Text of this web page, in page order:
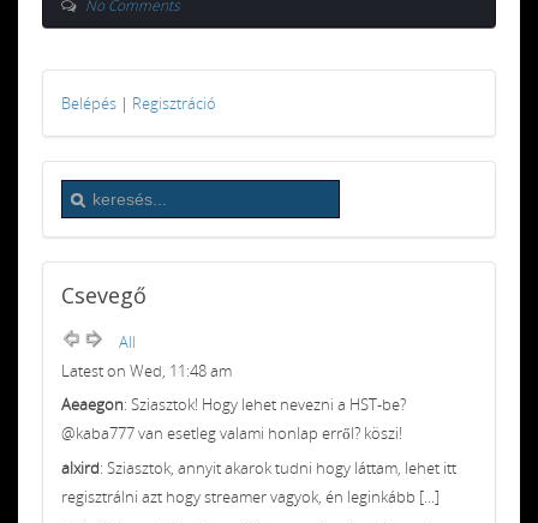
No Comments
Belépés | Regisztráció
Csevegő
All
Latest on Wed, 11:48 am
Aeaegon: Sziasztok! Hogy lehet nevezni a HST-be?
@kaba777 van esetleg valami honlap erről? köszi!
alxird: Sziasztok, annyit akarok tudni hogy láttam, lehet itt
regisztrálni azt hogy streamer vagyok, én leginkább [...]